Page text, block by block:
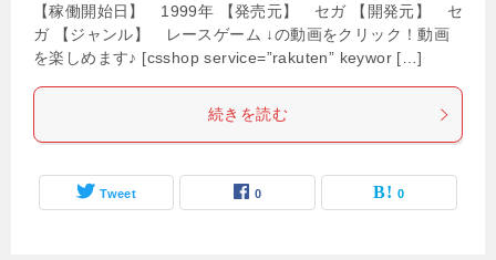
【稼働開始日】 1999年 【発売元】 セガ 【開発元】 セ
ガ 【ジャンル】 レースゲーム ↓の動画をクリック！動画
を楽しめます♪ [csshop service=”rakuten” keywor […]
続きを読む
Tweet 0 0